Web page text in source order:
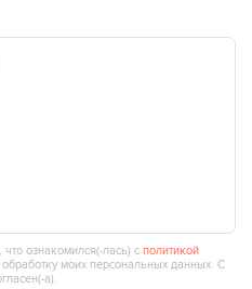
ознакомился(‑лась) сполитикой
моих персональных данных. С